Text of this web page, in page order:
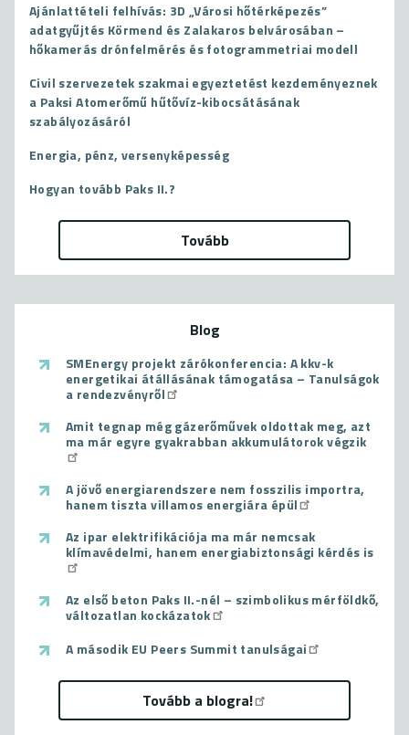
Ajánlattételi felhívás: 3D „Városi hőtérképezés”
adatgyűjtés Körmend és Zalakaros belvárosában –
hőkamerás drónfelmérés és fotogrammetriai modell
Civil szervezetek szakmai egyeztetést kezdeményeznek
a Paksi Atomerőmű hűtővíz-kibocsátásának
szabályozásáról
Energia, pénz, versenyképesség
Hogyan tovább Paks II.?
Tovább
Blog
SMEnergy projekt zárókonferencia: A kkv-k
energetikai átállásának támogatása – Tanulságok
a rendezvényről
Amit tegnap még gázerőművek oldottak meg, azt
ma már egyre gyakrabban akkumulátorok végzik
A jövő energiarendszere nem fosszilis importra,
hanem tiszta villamos energiára épül
Az ipar elektrifikációja ma már nemcsak
klímavédelmi, hanem energiabiztonsági kérdés is
Az első beton Paks II.-nél – szimbolikus mérföldkő,
változatlan kockázatok
A második EU Peers Summit tanulságai
Tovább a blogra!